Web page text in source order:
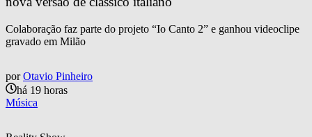
Colaboração faz parte do projeto “Io Canto 2” e ganhou videoclipe
gravado em Milão
por Otavio Pinheiro
há 19 horas
Música